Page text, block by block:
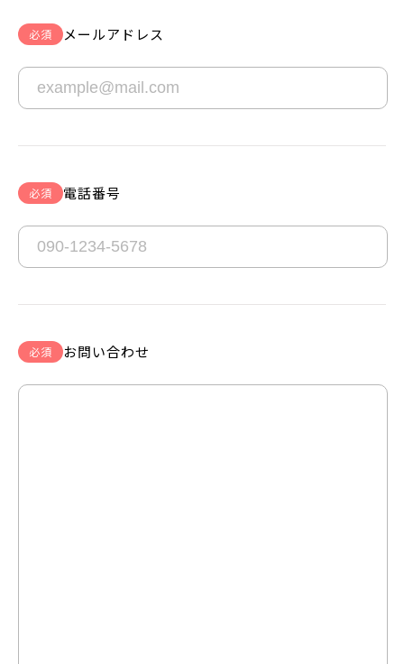
必須 メールアドレス
必須 電話番号
必須 お問い合わせ